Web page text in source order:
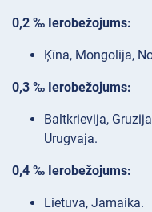
0,2 ‰ Ierobežojums:
Ķīna, Mongolija,
0,3 ‰ Ierobežojums:
Baltkrievija,
Urugvaja.
0,4 ‰ Ierobežojums:
Lietuva, Jamaika.